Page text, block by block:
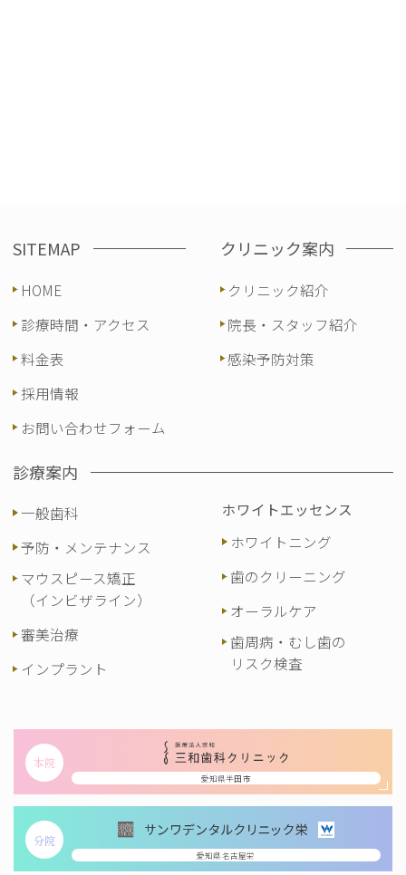
SITEMAP
HOME
診療時間・アクセス
料金表
採用情報
お問い合わせフォーム
クリニック案内
クリニック紹介
院長・スタッフ紹介
感染予防対策
診療案内
一般歯科
予防・メンテナンス
マウスピース矯正
（インビザライン）
審美治療
インプラント
ホワイトエッセンス
ホワイトニング
歯のクリーニング
オーラルケア
歯周病・むし歯の
リスク検査
本院
愛知県半田市
分院
愛知県名古屋栄